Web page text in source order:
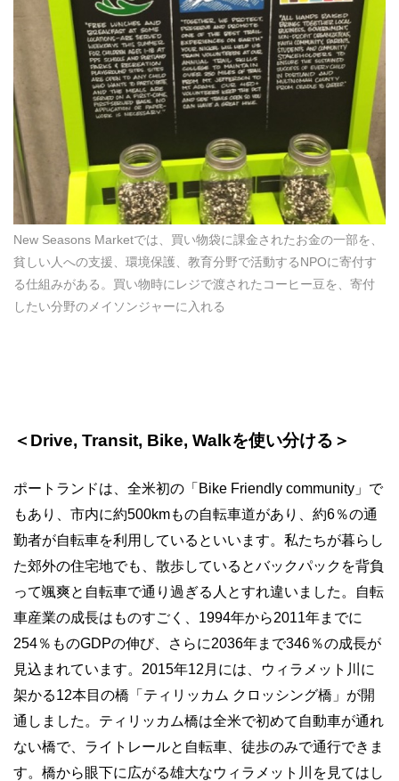
New Seasons Marketでは、買い物袋に課金されたお金の一部を、
貧しい人への支援、環境保護、教育分野で活動するNPOに寄付す
る仕組みがある。買い物時にレジで渡されたコーヒー豆を、寄付
したい分野のメイソンジャーに入れる
＜Drive, Transit, Bike, Walkを使い分ける＞
ポートランドは、全米初の「Bike Friendly community」で
もあり、市内に約500kmもの自転車道があり、約6％の通
勤者が自転車を利用しているといいます。私たちが暮らし
た郊外の住宅地でも、散歩しているとバックパックを背負
って颯爽と自転車で通り過ぎる人とすれ違いました。自転
車産業の成長はものすごく、1994年から2011年までに
254％ものGDPの伸び、さらに2036年まで346％の成長が
見込まれています。2015年12月には、ウィラメット川に
架かる12本目の橋「ティリッカム クロッシング橋」が開
通しました。ティリッカム橋は全米で初めて自動車が通れ
ない橋で、ライトレールと自転車、徒歩のみで通行できま
す。橋から眼下に広がる雄大なウィラメット川を見てはし